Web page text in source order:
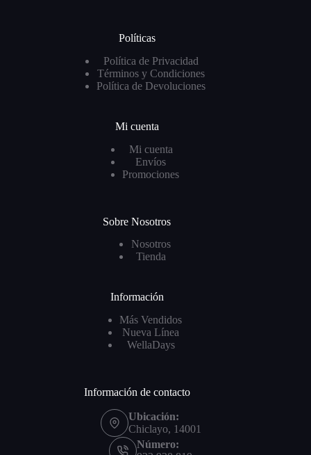
Políticas
Política de Privacidad
Términos y Condiciones
Política de Devoluciones
Mi cuenta
Mi cuenta
Envíos
Promociones
Sobre Nosotros
Nosotros
Tienda
Información
Más Vendidos
Nueva Línea
WellaDays
Información de contacto
Ubicación:
Chiclayo, 14001
Número: